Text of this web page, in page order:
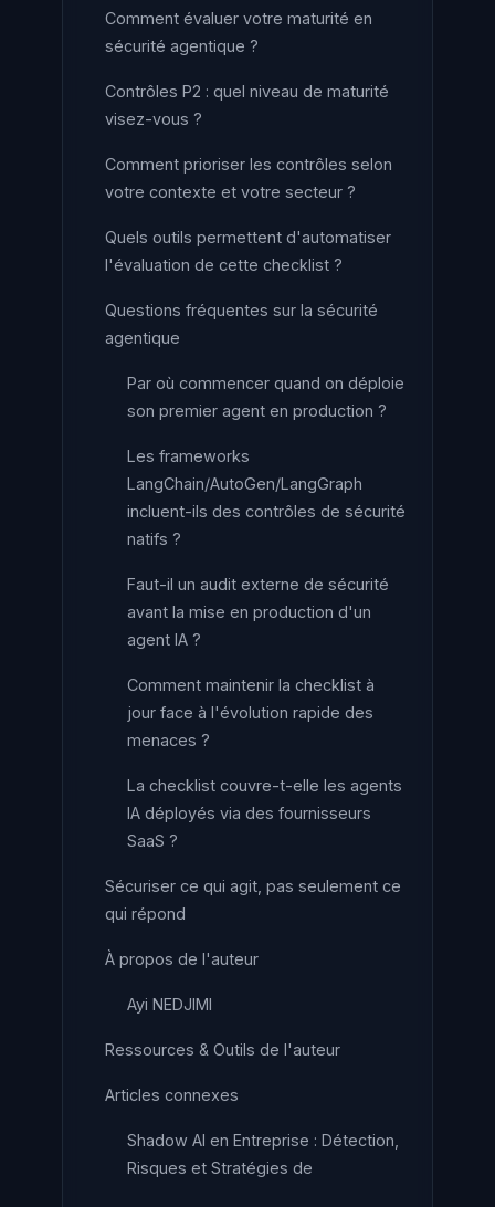
Comment évaluer votre maturité en
sécurité agentique ?
Contrôles P2 : quel niveau de maturité
visez-vous ?
Comment prioriser les contrôles selon
votre contexte et votre secteur ?
Quels outils permettent d'automatiser
l'évaluation de cette checklist ?
Questions fréquentes sur la sécurité
agentique
Par où commencer quand on déploie
son premier agent en production ?
Les frameworks
LangChain/AutoGen/LangGraph
incluent-ils des contrôles de sécurité
natifs ?
Faut-il un audit externe de sécurité
avant la mise en production d'un
agent IA ?
Comment maintenir la checklist à
jour face à l'évolution rapide des
menaces ?
La checklist couvre-t-elle les agents
IA déployés via des fournisseurs
SaaS ?
Sécuriser ce qui agit, pas seulement ce
qui répond
À propos de l'auteur
Ayi NEDJIMI
Ressources & Outils de l'auteur
Articles connexes
Shadow AI en Entreprise : Détection,
Risques et Stratégies de